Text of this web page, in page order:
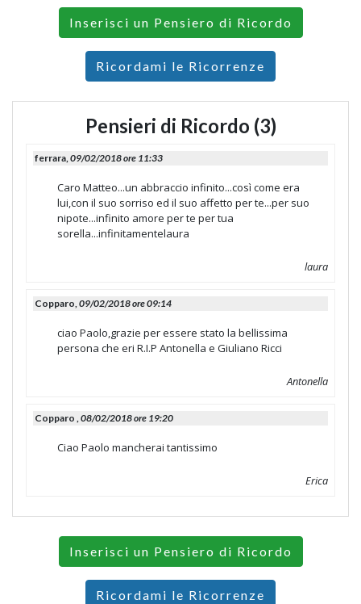
Inserisci un Pensiero di Ricordo
Ricordami le Ricorrenze
Pensieri di Ricordo (3)
ferrara, 09/02/2018 ore 11:33
Caro Matteo...un abbraccio infinito...così come era
lui,con il suo sorriso ed il suo affetto per te...per suo
nipote...infinito amore per te per tua
sorella...infinitamentelaura
laura
Copparo, 09/02/2018 ore 09:14
ciao Paolo,grazie per essere stato la bellissima
persona che eri R.I.P Antonella e Giuliano Ricci
Antonella
Copparo , 08/02/2018 ore 19:20
Ciao Paolo mancherai tantissimo
Erica
Inserisci un Pensiero di Ricordo
Ricordami le Ricorrenze